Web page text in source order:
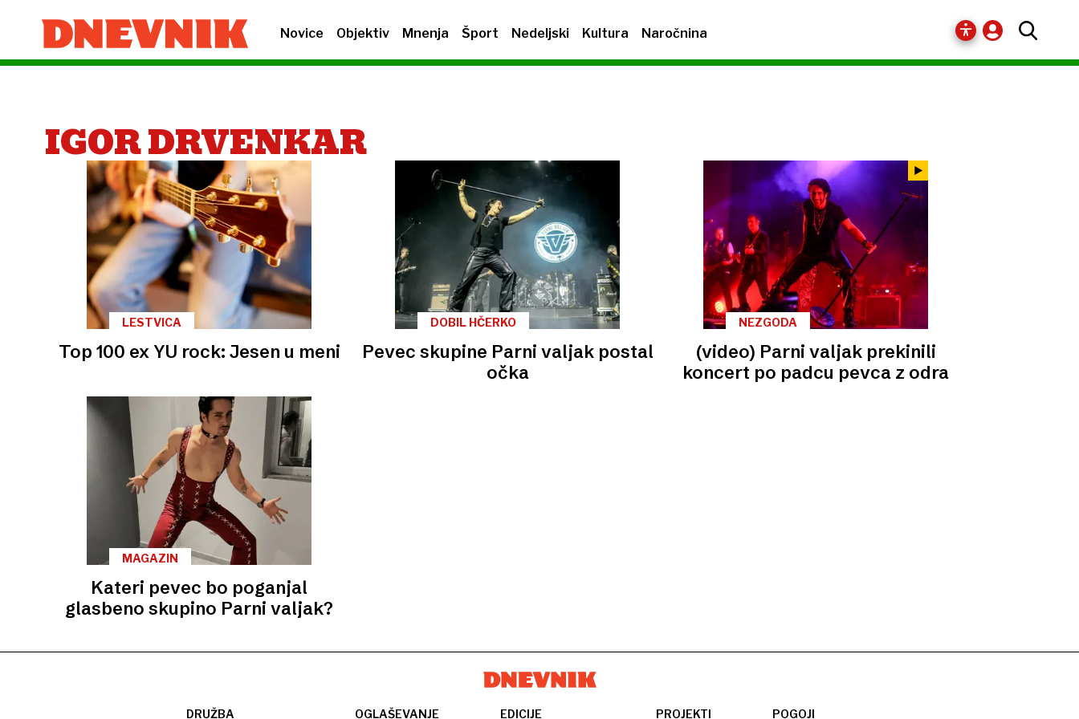
Novice Objektiv Mnenja Šport Nedeljski Kultura Naročnina
IGOR DRVENKAR
LESTVICA
Top 100 ex YU rock: Jesen u meni
DOBIL HČERKO
Pevec skupine Parni valjak postal
očka
NEZGODA
(video) Parni valjak prekinili
koncert po padcu pevca z odra
MAGAZIN
Kateri pevec bo poganjal
glasbeno skupino Parni valjak?
DRUŽBA OGLAŠEVANJE EDICIJE PROJEKTI POGOJI